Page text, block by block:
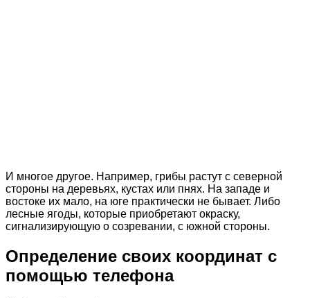
И многое другое. Например, грибы растут с северной
стороны на деревьях, кустах или пнях. На западе и
востоке их мало, на юге практически не бывает. Либо
лесные ягоды, которые приобретают окраску,
сигнализирующую о созревании, с южной стороны.
Определение своих координат с
помощью телефона